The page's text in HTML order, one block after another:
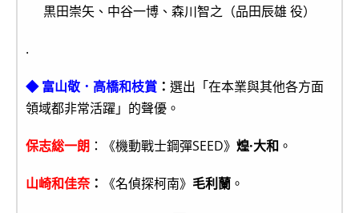
黒田崇矢、中谷一博、森川智之（品田辰雄 役）
.
◆ 富山敬．高橋和枝賞 ： 選出「在本業與其他各方面
領域都非常活躍」的聲優。
保志総一朗 ：《機動戰士鋼彈SEED》 煌·大和 。
山崎和佳奈： 《名偵探柯南》 毛利蘭 。